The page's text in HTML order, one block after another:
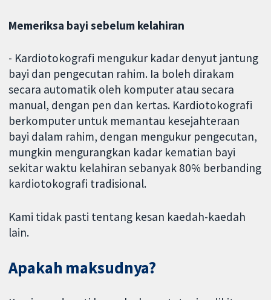
Memeriksa bayi sebelum kelahiran
- Kardiotokografi mengukur kadar denyut jantung
bayi dan pengecutan rahim. Ia boleh dirakam
secara automatik oleh komputer atau secara
manual, dengan pen dan kertas. Kardiotokografi
berkomputer untuk memantau kesejahteraan
bayi dalam rahim, dengan mengukur pengecutan,
mungkin mengurangkan kadar kematian bayi
sekitar waktu kelahiran sebanyak 80% berbanding
kardiotokografi tradisional.
Kami tidak pasti tentang kesan kaedah-kaedah
lain.
Apakah maksudnya?